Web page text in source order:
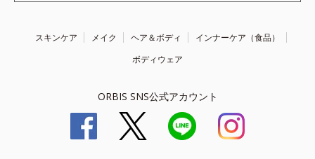
スキンケア メイク ヘア＆ボディ
インナーケア（食品）
ボディウェア
ORBIS SNS公式アカウント